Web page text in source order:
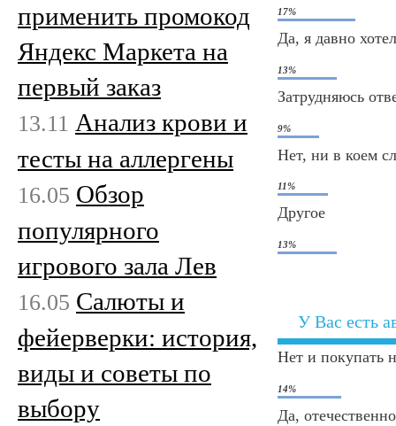
17%
Да, я давно
13%
Затрудняюсь
9%
Нет, ни в коем
11%
Другое
13%
У Вас есть
Нет и покупать
14%
Да,
применить промокод
Яндекс Маркета на
первый заказ
13.11 Анализ крови и
тесты на аллергены
16.05 Обзор
популярного
игрового зала Лев
16.05 Салюты и
фейерверки: история,
виды и советы по
выбору